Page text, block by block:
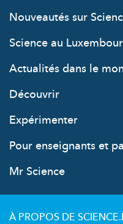
Nouveautés sur
Science au
Actualités dans le
Découvrir
Expérimenter
Pour enseignants et
Mr Science
À PROPOS DE